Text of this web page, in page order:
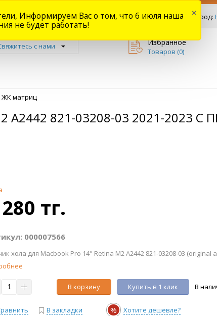
Ваш город:
Оплата Наши магазины Форум Отзывы
с нами Избранное
Товаров (0)
матриц
A2442 821-03208-03 2021-2023
тг.
000007566
хола для Macbook Pro 14" Retina M2 A2442 821-03208-03
В корзину Купить в 1 клик В
В закладки % Хотите дешевле?
Информируем Вас о том, что 6 июля наша
не будет работать!
×